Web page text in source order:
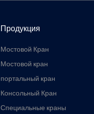
Продукция
Мостовой Кран
Мостовой кран
портальный кран
Консольный Кран
Специальные краны